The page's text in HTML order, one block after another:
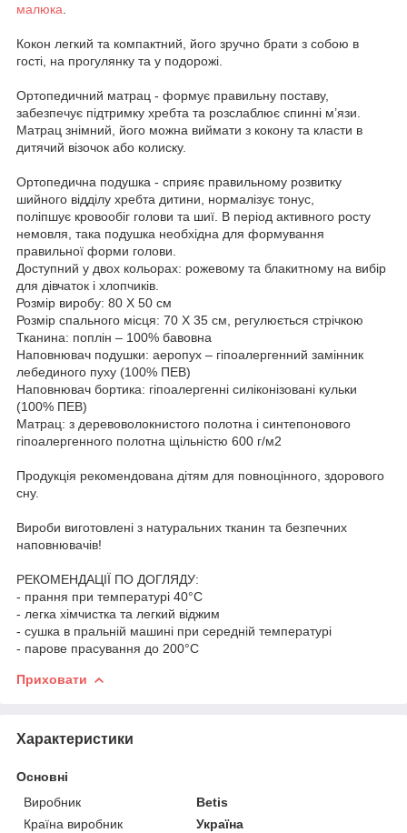
малюка
Кокон легкий та компактний, його зручно брати з собою в
гості, на прогулянку та у подорожі.
Ортопедичний матрац - формує правильну поставу,
забезпечує підтримку хребта та розслаблює спинні м’язи.
Матрац знімний, його можна виймати з кокону та класти в
дитячий візочок або колиску.
Ортопедична подушка - сприяє правильному розвитку
шийного відділу хребта дитини, нормалізує тонус,
поліпшує кровообіг голови та шиї. В період активного росту
немовля, така подушка необхідна для формування
правильної форми голови.
Доступний у двох кольорах: рожевому та блакитному на вибір
для дівчаток і хлопчиків.
Розмір виробу: 80 X 50 см
Розмір спального місця: 70 Х 35 см, регулюється стрічкою
Тканина: поплін – 100% бавовна
Наповнювач подушки: аеропух – гіпоалергенний замінник
лебединого пуху (100% ПЕВ)
Наповнювач бортика: гіпоалергенні силіконізовані кульки
(100% ПЕВ)
Матрац: з деревоволокнистого полотна і синтепонового
гіпоалергенного полотна щільністю 600 г/м2
Продукція рекомендована дітям для повноцінного, здорового
сну.
Вироби виготовлені з натуральних тканин та безпечних
наповнювачів!
РЕКОМЕНДАЦІЇ ПО ДОГЛЯДУ:
- прання при температурі 40°C
- легка хімчистка та легкий віджим
- сушка в пральній машині при середній температурі
- парове прасування до 200°C
Приховати
Характеристики
Основні
Виробник
Betis
Країна виробник
Україна